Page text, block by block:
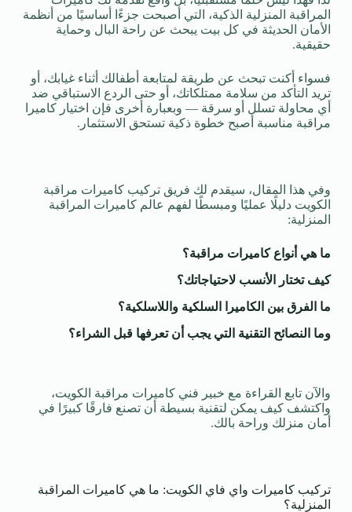
المراقبة المنزلية الذكية، التي أصبحت جزءًا أساسيًا من أنظمة
الأمان الحديثة في كل بيت يبحث عن راحة البال وحماية
حقيقية.
فسواء أكنت تبحث عن طريقة لمتابعة أطفالك أثناء غيابك، أو
تريد التأكد من سلامة ممتلكاتك، أو حتى الردع الاستباقي ضد
أي محاولة تسلل أو سرقة — وبعبارة أخرى فإن اختيار كاميرا
مراقبة مناسبة أصبح خطوة ذكية تستحق الاستثمار.
وفي هذا المقال، سيقدم لك فريق تركيب كاميرات مراقبة
الكويت دليلًا عمليًا ومبسطًا لفهم عالم كاميرات المراقبة
المنزلية:
ما هي أنواع كاميرات مراقبة؟
كيف تختار الأنسب لاحتياجاتك؟
ما الفرق بين الكاميرا السلكية واللاسلكية؟
وما النصائح التقنية التي يجب أن تعرفها قبل الشراء؟
والآن تابع القراءة مع خبير فني كاميرات مراقبة الكويت،
واكتشف كيف يمكن لتقنية بسيطة أن تصنع فارقًا كبيرًا في
أمان منزلك وراحة بالك.
تركيب كاميرات واي فاي الكويت: ما هي كاميرات المراقبة
المنزلية؟